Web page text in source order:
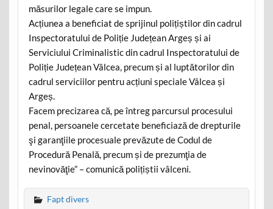
măsurilor legale care se impun.
Acțiunea a beneficiat de sprijinul polițiștilor din cadrul
Inspectoratului de Poliție Județean Argeș și ai
Serviciului Criminalistic din cadrul Inspectoratului de
Poliție Județean Vâlcea, precum și al luptătorilor din
cadrul serviciilor pentru acțiuni speciale Vâlcea și
Argeș.
Facem precizarea că, pe întreg parcursul procesului
penal, persoanele cercetate beneficiază de drepturile
şi garanţiile procesuale prevăzute de Codul de
Procedură Penală, precum și de prezumţia de
nevinovăţie” – comunică polițiștii vâlceni.
Fapt divers